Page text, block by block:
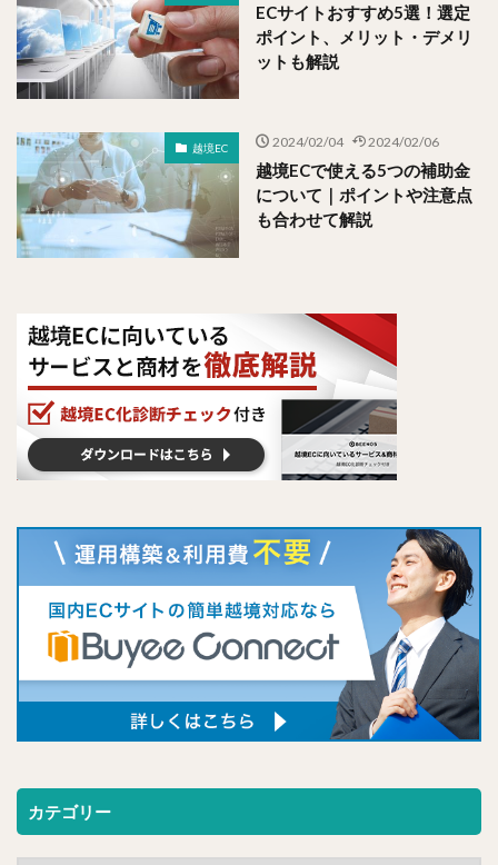
ECサイトおすすめ5選！選定
ポイント、メリット・デメリ
ットも解説
越境EC 2024/02/04 2024/02/06
越境ECで使える5つの補助金
について｜ポイントや注意点
も合わせて解説
カテゴリー